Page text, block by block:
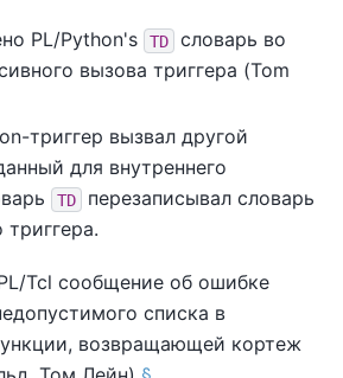
PL/Python's TD
словарь во
вызова триггера (Tom
-триггер вызвал другой
для внутреннего
TD перезаписывал словарь
триггера.
Tcl сообщение об ошибке
списка в
возвращающей кортеж